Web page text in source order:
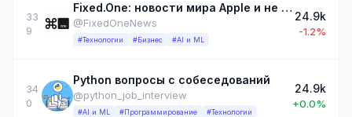
33
9
Fixed.One: новости мира Apple и не только…
@FixedOneNews
#Технологии #Бизнес #AI и ML
24.9k
-1.2%
34
0
Python вопросы с собеседований
@python_job_interview
#AI и ML #Программирование #Технологии
24.9k
+0.0%